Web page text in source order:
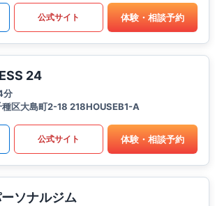
公式サイト 体験・相談予約
24
分
種区大島町2-18 218HOUSEB1-A
公式サイト 体験・相談予約
ソナルジム